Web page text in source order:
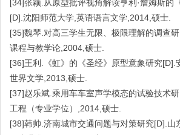
[34]张颖.从原型批评视角解读亨利·詹姆斯的
[D].沈阳师范大学,英语语言文学,2014,硕士.
[35]魏琴.对高三学生无限、极限理解的调查
课程与教学论,2004,硕士.
[36]王利.《虹》的《圣经》原型意象研究[D].
世界文学,2013,硕士.
[37]赵乐斌.乘用车车室声学模态的试验技术
工程（专业学位）,2014,硕士.
[38]韩帅.济南城市交通问题与对策研究[D].山